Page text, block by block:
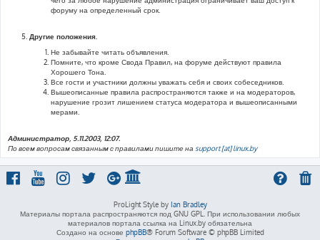
форуму на определенный срок.
Другие положения.
Не забывайте читать объявления.
Помните, что кроме Свода Правил, на форуме действуют правила
Хорошего Тона.
Все гости и участники должны уважать себя и своих собеседников.
Вышеописанные правила распространяются также и на модераторов,
нарушение грозит лишением статуса модератора и вышеописанными
мерами.
Администратор, 5.11.2003, 12:07.
По всем вопросам связанным с правилами пишите на support [at] linux.by
ProLight Style by Ian Bradley
Материалы портала распространяются под GNU GPL. При использовании любых
материалов портала ссылка на Linux.by обязательна
Создано на основе phpBB® Forum Software © phpBB Limited